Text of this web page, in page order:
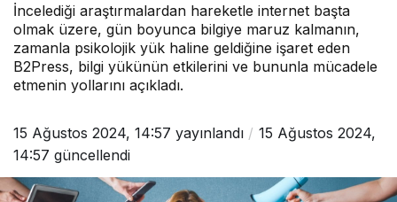
İncelediği araştırmalardan hareketle internet başta
olmak üzere, gün boyunca bilgiye maruz kalmanın,
zamanla psikolojik yük haline geldiğine işaret eden
B2Press, bilgi yükünün etkilerini ve bununla mücadele
etmenin yollarını açıkladı.
15 Ağustos 2024, 14:57 yayınlandı
15 Ağustos 2024,
14:57 güncellendi